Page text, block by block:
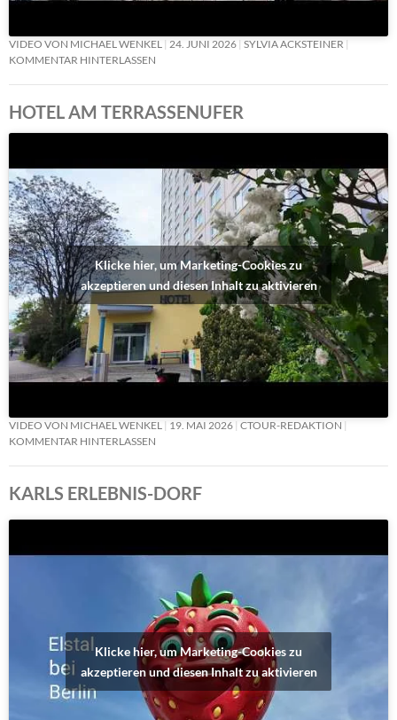
VIDEO VON MICHAEL WENKEL 24. JUNI 2026 SYLVIA ACKSTEINER
KOMMENTAR HINTERLASSEN
HOTEL AM TERRASSENUFER
Klicke hier, um Marketing-Cookies zu
akzeptieren und diesen Inhalt zu aktivieren
VIDEO VON MICHAEL WENKEL 19. MAI 2026 CTOUR-REDAKTION
KOMMENTAR HINTERLASSEN
KARLS ERLEBNIS-DORF
Klicke hier, um Marketing-Cookies zu
akzeptieren und diesen Inhalt zu aktivieren